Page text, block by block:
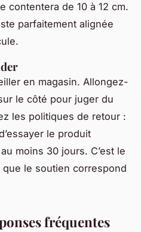
contentera de 10 à 12 cm.
parfaitement alignée
en magasin. Allongez-
le côté pour juger du
les politiques de retour :
le produit
moins 30 jours. C’est le
que le soutien correspond
fréquentes